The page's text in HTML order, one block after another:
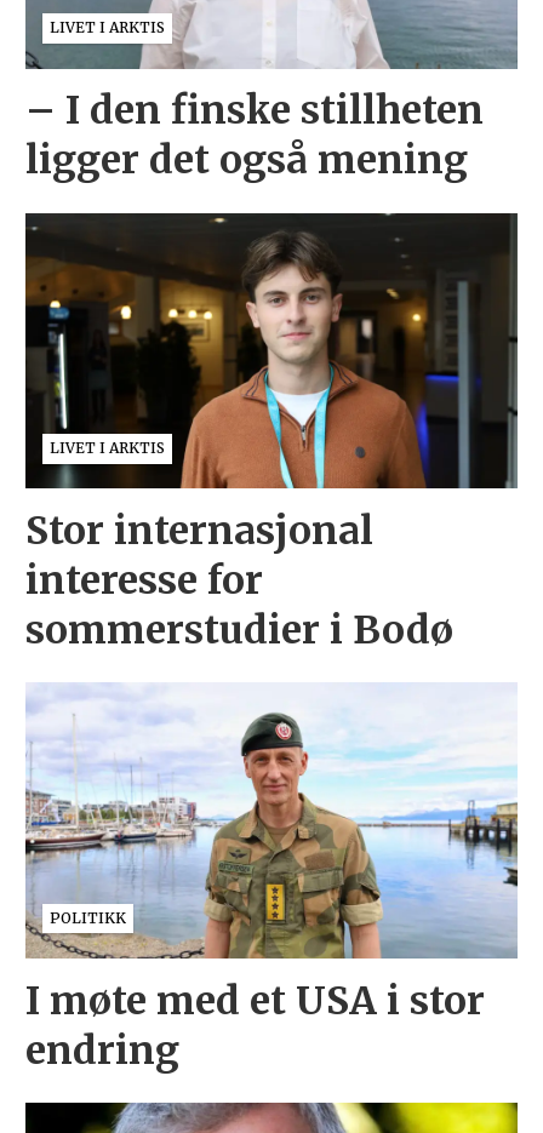
LIVET I ARKTIS
– I den finske stillheten
ligger det også mening
LIVET I ARKTIS
Stor internasjonal
interesse for
sommerstudier i Bodø
POLITIKK
I møte med et USA i stor
endring